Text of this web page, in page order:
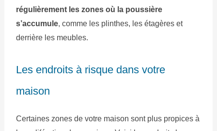
régulièrement les zones où la poussière
s’accumule, comme les plinthes, les étagères et
derrière les meubles.
Les endroits à risque dans votre
maison
Certaines zones de votre maison sont plus propices à